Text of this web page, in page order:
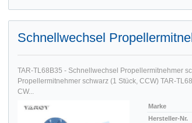
Schnellwechsel
TAR-TL68B35 - Schnellwechsel Propellermitnehmer
Propellermitnehmer schwarz (1 Stück, CCW) TAR-
CW...
Marke
Hersteller-Nr.